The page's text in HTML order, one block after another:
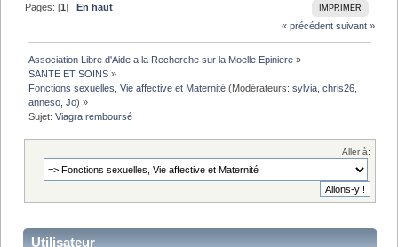
IMPRIMER
Pages: [1]En haut
« précédent suivant »
Association Libre d'Aide a la Recherche sur la Moelle Epiniere »
SANTE ET SOINS »
Fonctions sexuelles, Vie affective et Maternité (Modérateurs:sylvia ,chris26
anneso ,Jo) »
Sujet:Viagra remboursé
Aller à:
Utilisateur